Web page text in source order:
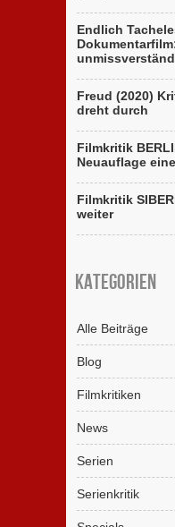
Endlich
Freud (2020)
dreht durch
Filmkritik
Neuauflage
Filmkritik
weiter
Kategorien
Alle Beiträge
Blog
Filmkritiken
News
Serien
Serienkritik